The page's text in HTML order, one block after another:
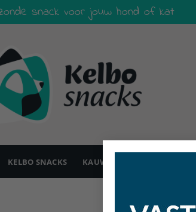
snack voor jouw hond of kat
KELBO SNACKS KAUWMATERIAAL